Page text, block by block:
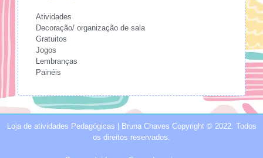
Atividades
Decoração/ organização de sala
Gratuitos
Jogos
Lembranças
Painéis
Loja de atividades Pedagógicas | Bruna Chaves Copyright © 2022. Todos
os direitos reservados.